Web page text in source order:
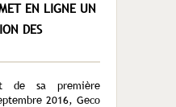
EN LIGNE UN
DES
de sa première
2016, Geco